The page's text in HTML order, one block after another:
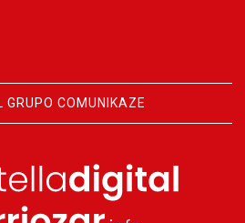
GRUPO COMUNIKAZE